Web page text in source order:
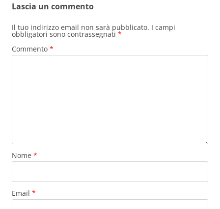
Lascia un commento
Il tuo indirizzo email non sarà pubblicato. I campi
obbligatori sono contrassegnati *
Commento *
Nome *
Email *